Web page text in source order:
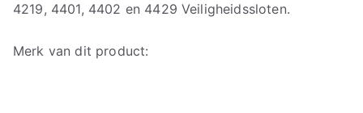
4219, 4401, 4402 en 4429 Veiligheidssloten.
Merk van dit product: